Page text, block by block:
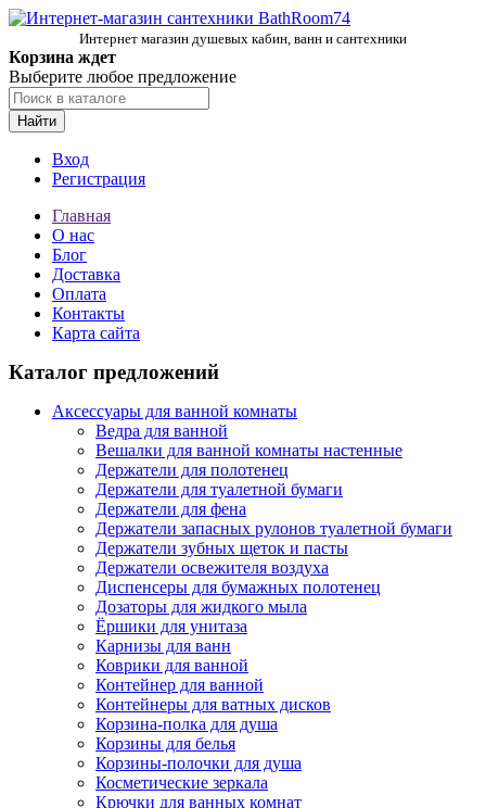
Интернет магазин душевых кабин, ванн и сантехники
Корзина ждет
Выберите любое предложение
Найти
Вход
Регистрация
Главная
О нас
Блог
Доставка
Оплата
Контакты
Карта сайта
Каталог предложений
Аксессуары для ванной комнаты
Ведра для ванной
Вешалки для ванной комнаты настенные
Держатели для полотенец
Держатели для туалетной бумаги
Держатели для фена
Держатели запасных рулонов туалетной бумаги
Держатели зубных щеток и пасты
Держатели освежителя воздуха
Диспенсеры для бумажных полотенец
Дозаторы для жидкого мыла
Ёршики для унитаза
Карнизы для ванн
Коврики для ванной
Контейнер для ванной
Контейнеры для ватных дисков
Корзина-полка для душа
Корзины для белья
Корзины-полочки для душа
Косметические зеркала
Крючки для ванных комнат